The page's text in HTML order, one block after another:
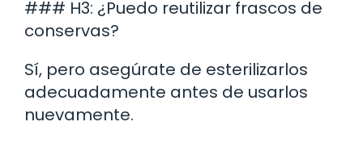
### H3: ¿Puedo reutilizar frascos de
conservas?
Sí, pero asegúrate de esterilizarlos
adecuadamente antes de usarlos
nuevamente.